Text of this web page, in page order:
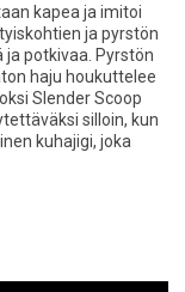
kapea ja imitoi
ja pyrstön
ja potkivaa. Pyrstön
haju houkuttelee
Slender Scoop
silloin, kun
kuhajigi, joka